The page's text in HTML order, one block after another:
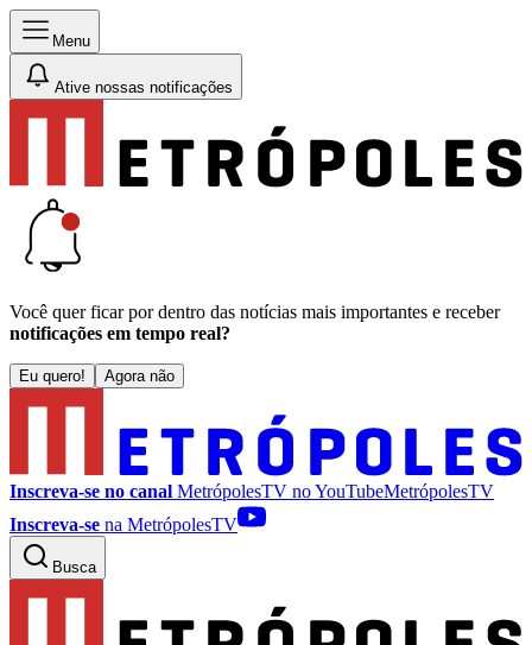
Menu
Ative nossas notificações
Você quer ficar por dentro das notícias mais importantes e receber
notificações em tempo real?
Eu quero! Agora não
Inscreva-se no canal MetrópolesTV noYouTubeMetrópolesTV
Inscreva-se na MetrópolesTV
Busca